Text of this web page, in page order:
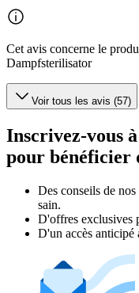
Cet avis concerne le
Dampfsterilisator
Voir tous les avis (57)
Inscrivez-vous
pour bénéficier
Des conseils de
sain.
D'offres exclusives
D'un accès anticipé